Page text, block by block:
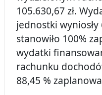
105.630,67 zł.
jednostki wyniosły
stanowiło 100%
wydatki
rachunku
88,45 %